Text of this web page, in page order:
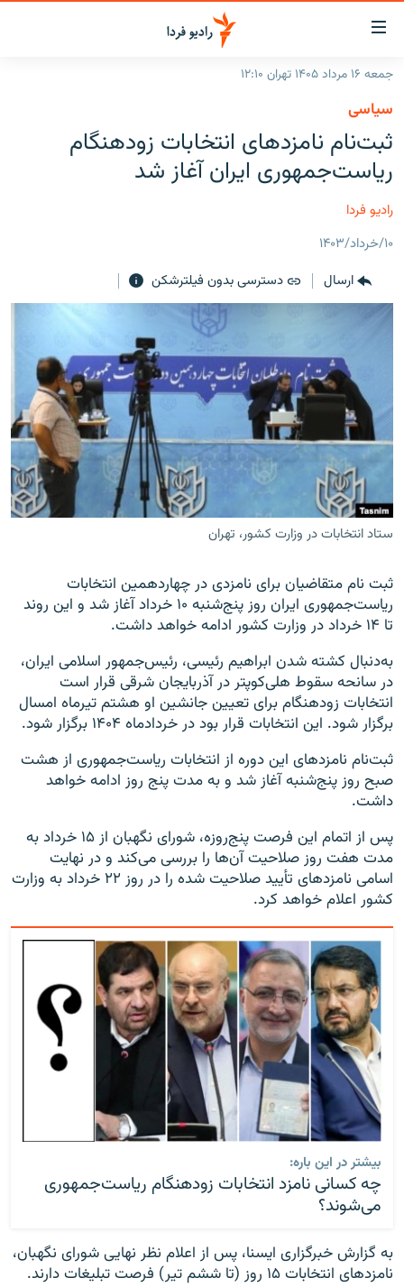
لینک‌های
قابلیت
دسترسی
بازگشت
منوی
اصلی
رفتن
به
صفحه
ایران
جهان
فرکانس‌ها
پادکست
چندرسانه‌ای
گزارش‌های تصویری
گزارش‌های ویدئویی
زنان فردا
به ما بپیوندید
زبان‌های دیگر
جمعه ۱۶ مرداد ۱۴۰۵ تهران ۱۲:۱۰
سیاسی
ثبت‌نام نامزدهای انتخابات زودهنگام
ریاست‌جمهوری ایران آغاز شد
رادیو فردا
۱۰/خرداد/۱۴۰۳
ارسال
دسترسی بدون فیلترشکن
ستاد انتخابات در وزارت کشور، تهران
ثبت نام متقاضیان برای نامزدی در چهاردهمین انتخابات
ریاست‌جمهوری ایران روز پنج‌شنبه ۱۰ خرداد آغاز شد و این روند
تا ۱۴ خرداد در وزارت کشور ادامه خواهد داشت.
به‌دنبال کشته شدن ابراهیم رئیسی، رئیس‌جمهور اسلامی ایران،
در سانحه سقوط هلی‌کوپتر در آذربایجان شرقی قرار است
انتخابات زودهنگام برای تعیین جانشین او هشتم تیرماه امسال
برگزار شود. این انتخابات قرار بود در خردادماه ۱۴۰۴ برگزار شود.
ثبت‌‌نام نامزدهای این دوره از انتخابات ریاست‌جمهوری از هشت
صبح روز پنج‌شنبه آغاز شد و به مدت پنج روز ادامه خواهد
داشت.
پس از اتمام این فرصت پنج‌روزه، شورای نگهبان از ۱۵ خرداد به
مدت هفت روز صلاحیت‌ آن‌ها را بررسی می‌کند و در نهایت
اسامی نامزدهای تأیید صلاحیت شده را در روز ۲۲ خرداد به وزارت
کشور اعلام خواهد کرد.
بیشتر در این باره:
چه کسانی نامزد انتخابات زودهنگام ریاست‌جمهوری
می‌شوند؟
به گزارش خبرگزاری ایسنا، پس از اعلام نظر نهایی شورای نگهبان،
نامزدهای انتخابات ۱۵ روز (تا ششم تیر) فرصت تبلیغات دارند.